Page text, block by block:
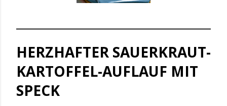
HERZHAFTER SAUERKRAUT-
KARTOFFEL-AUFLAUF MIT
SPECK